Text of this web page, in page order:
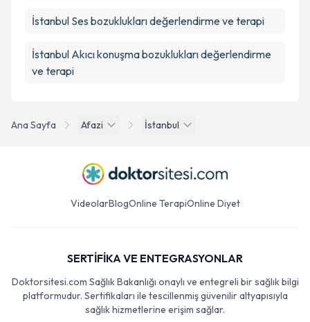
Ana Sayfa Afazi İstanbul
İstanbul Ses bozuklukları değerlendirme ve terapi
İstanbul Akıcı konuşma bozuklukları değerlendirme
ve terapi
VideolarBlogOnline TerapiOnline Diyet
SERTİFİKA VE ENTEGRASYONLAR
Doktorsitesi.com Sağlık Bakanlığı onaylı ve entegreli bir sağlık bilgi
platformudur. Sertifikaları ile tescillenmiş güvenilir altyapısıyla
sağlık hizmetlerine erişim sağlar.